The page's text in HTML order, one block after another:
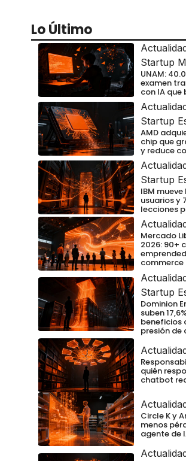
Lo Último
Startup
UNAM:
examen
con IA
Startup
AMD
chip que
y reduce
Startup
IBM mueve
usuarios y
lecciones
Mercado
2026: 90+
commerce
Startup
Dominion
suben
beneficios
presión de
quién
chatbot
Circle K y
menos
agente de